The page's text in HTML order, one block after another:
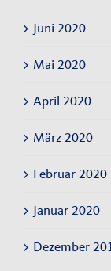
Juni 2020
Mai 2020
April 2020
März 2020
Februar 2020
Januar 2020
Dezember